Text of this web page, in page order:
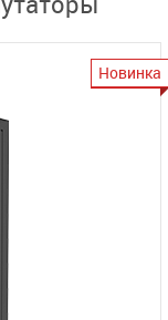
Новинка